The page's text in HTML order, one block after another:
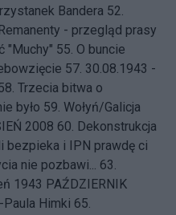
Bandera 52.
Remanenty - przegląd prasy
"Muchy" 55. O buncie
57. 30.08.1943 -
Trzecia bitwa o
było 59. Wołyń/Galicja
2008 60. Dekonstrukcja
bezpieka i IPN prawdę ci
nie pozbawi... 63.
1943 PAŹDZIERNIK
Paula Himki 65.